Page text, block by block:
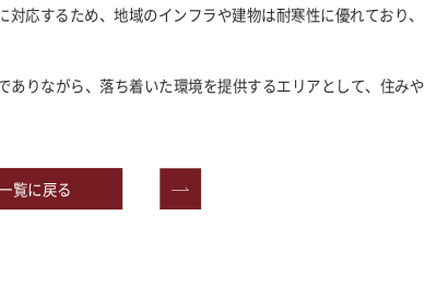
応するため、地域のインフラや建物は耐寒性に優れており、
りながら、落ち着いた環境を提供するエリアとして、住みや
覧に戻る